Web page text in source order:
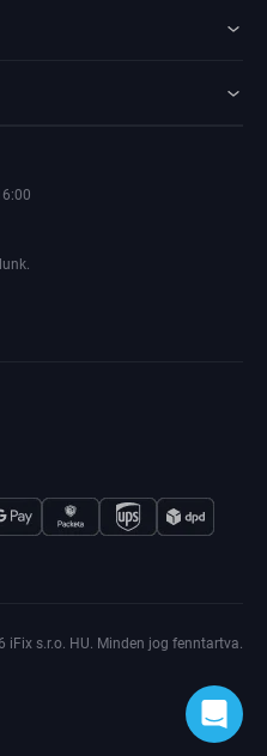
iFix s.r.o. HU. Minden jog fenntartva.